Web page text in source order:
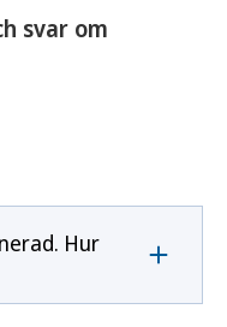
svar om
Hur